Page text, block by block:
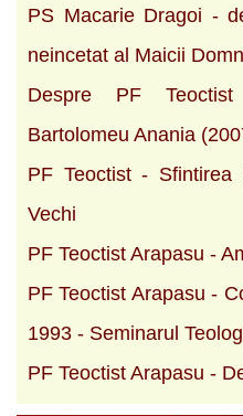
PS Macarie Dragoi -
neincetat al Maicii
Despre PF
Bartolomeu Anania
PF Teoctist - Sfintirea
Vechi
PF Teoctist Arapasu -
PF Teoctist Arapasu -
1993 - Seminarul
PF Teoctist Arapasu -